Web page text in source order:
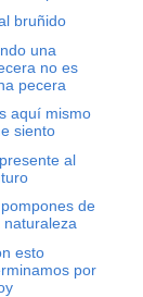
bruñido
una
no es
pecera
aquí mismo
siento
al
de
naturaleza
esto
por